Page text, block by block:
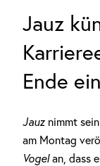
Jauz
Ende
Jauz nimmt
am Montag
Vogelan, dass